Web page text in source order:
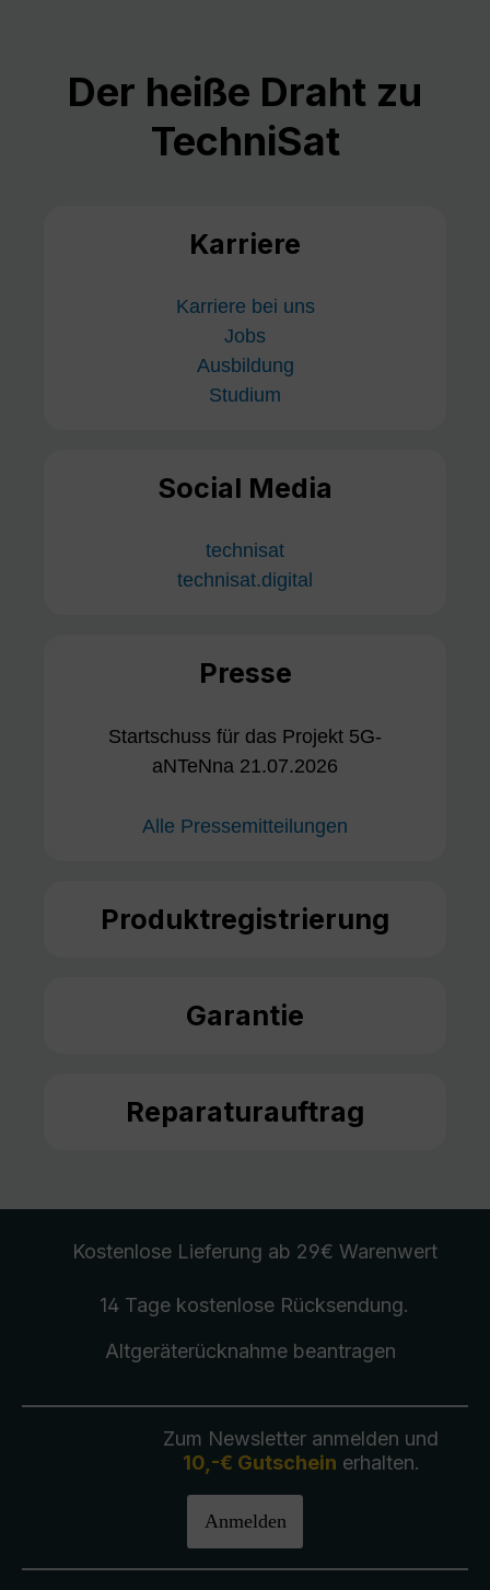
Der heiße Draht zu
TechniSat
Karriere
Karriere bei uns
Jobs
Ausbildung
Studium
Social Media
technisat
technisat.digital
Presse
Startschuss für das Projekt 5G-
aNTeNna 21.07.2026
Alle Pressemitteilungen
Produktregistrierung
Garantie
Reparaturauftrag
Kostenlose Lieferung ab 29€ Warenwert
14 Tage kostenlose Rücksendung.
Altgeräterücknahmebeantragen
Zum Newsletter anmelden und
10,-€ Gutschein erhalten.
Anmelden